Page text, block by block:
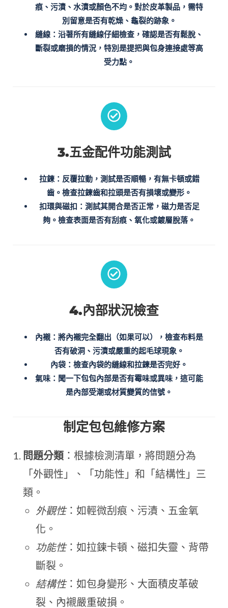
痕、污漬、水漬或顏色不均。對於皮革製品，需特
別留意是否有乾燥、龜裂的跡象。
縫線 ：沿著所有縫線仔細檢查，確認是否有鬆脫、
斷裂或磨損的情況，特別是提把與包身連接處等高
受力點。
3.五金配件功能測試
拉鍊：反覆拉動，測試是否順暢，有無卡頓或錯
齒。檢查拉鍊齒和拉頭是否有損壞或變形。
扣環與磁扣 ：測試其開合是否正常，磁力是否足
夠。檢查表面是否有刮痕、氧化或鍍層脫落。
4.內部狀況檢查
內襯 ：將內襯完全翻出（如果可以），檢查布料是
否有破洞、污漬或嚴重的起毛球現象。
內袋 ：檢查內袋的縫線和拉鍊是否完好。
氣味 ：聞一下包包內部是否有霉味或異味，這可能
是內部受潮或材質變質的信號。
制定包包維修方案
問題分類 ：根據檢測清單，將問題分為
「外觀性」、「功能性」和「結構性」三
類。
外觀性：如輕微刮痕、污漬、五金氧
化。
功能性：如拉鍊卡頓、磁扣失靈、背帶
斷裂。
結構性：如包身變形、大面積皮革破
裂、內襯嚴重破損。